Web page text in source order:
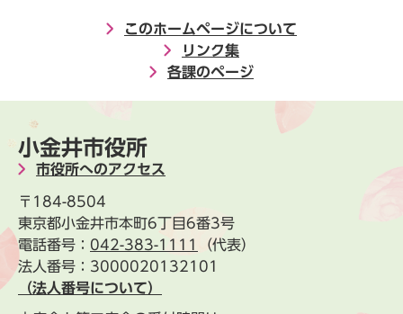
このホームページについて
リンク集
各課のページ
小金井市役所
市役所へのアクセス
〒184-8504
東京都小金井市本町6丁目6番3号
電話番号： 042-383-1111
（代表）
法人番号：3000020132101
（法人番号について）